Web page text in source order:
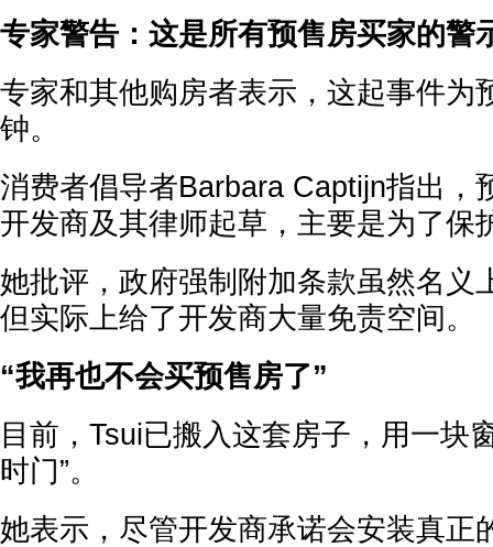
专家警告：这是所有预售房买家的警
专家和其他购房者表示，这起事件为
钟。
消费者倡导者Barbara Captijn指出，
开发商及其律师起草，主要是为了保
她批评，政府强制附加条款虽然名义
但实际上给了开发商大量免责空间。
“我再也不会买预售房了”
目前，Tsui已搬入这套房子，用一块
时门”。
她表示，尽管开发商承诺会安装真正